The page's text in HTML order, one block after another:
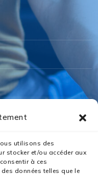
utilisons des
stocker et/ou accéder aux
à ces
données telles que le